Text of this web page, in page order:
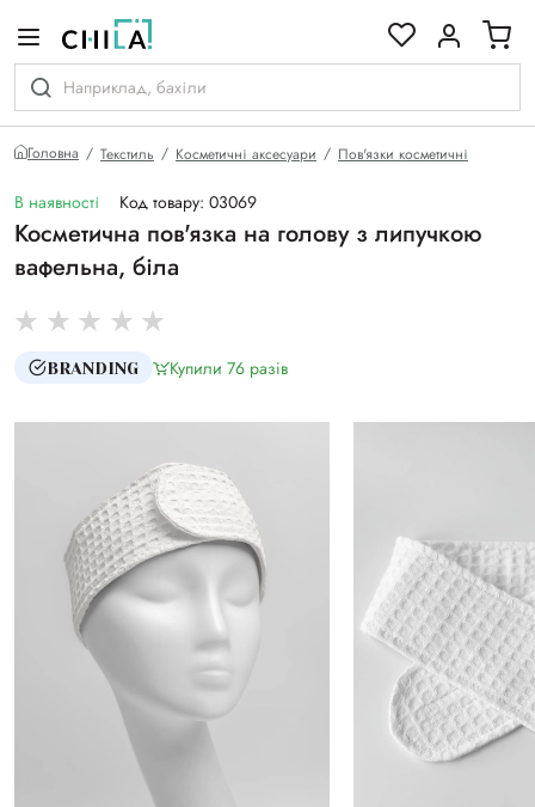
Головна Текстиль Косметичні аксесуари Пов'язки косметичні
В наявності Код товару: 03069
Косметична пов'язка на голову з липучкою
вафельна, біла
BRANDING Купили 76 разiв
гамі